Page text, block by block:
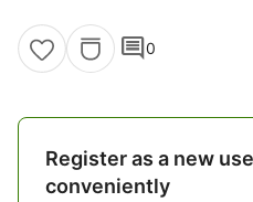
comment0
Register as a new
conveniently